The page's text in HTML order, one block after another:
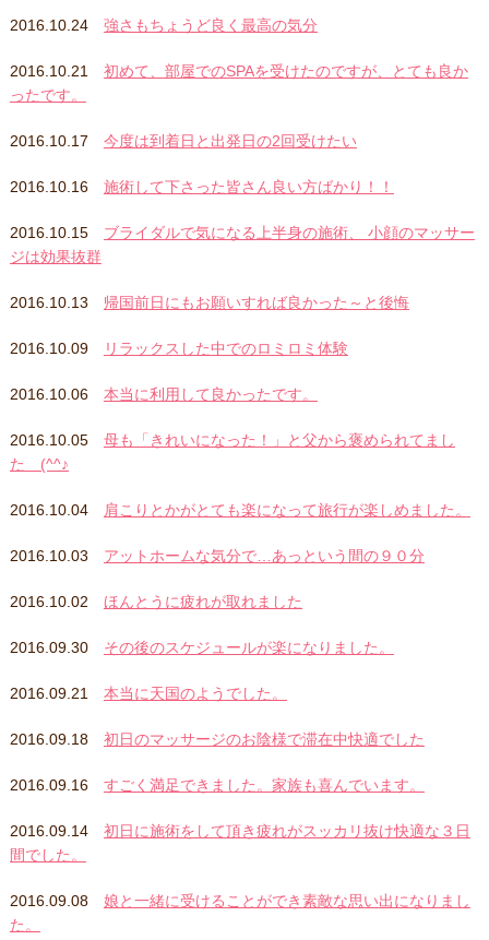
2016.10.24 強さもちょうど良く最高の気分
2016.10.21
初めて、部屋でのSPAを受けたのですが、とても良か
ったです。
2016.10.17 今度は到着日と出発日の2回受けたい
2016.10.16 施術して下さった皆さん良い方ばかり！！
2016.10.15
ブライダルで気になる上半身の施術、 小顔のマッサー
ジは効果抜群
2016.10.13 帰国前日にもお願いすれば良かった～と後悔
2016.10.09 リラックスした中でのロミロミ体験
2016.10.06 本当に利用して良かったです。
2016.10.05
母も「きれいになった！」と父から褒められてまし
た (^^♪
2016.10.04 肩こりとかがとても楽になって旅行が楽しめました。
2016.10.03 アットホームな気分で…あっという間の９０分
2016.10.02 ほんとうに疲れが取れました
2016.09.30 その後のスケジュールが楽になりました。
2016.09.21 本当に天国のようでした。
2016.09.18 初日のマッサージのお陰様で滞在中快適でした
2016.09.16 すごく満足できました。家族も喜んでいます。
2016.09.14
初日に施術をして頂き疲れがスッカリ抜け快適な３日
間でした。
2016.09.08
娘と一緒に受けることができ素敵な思い出になりまし
た。